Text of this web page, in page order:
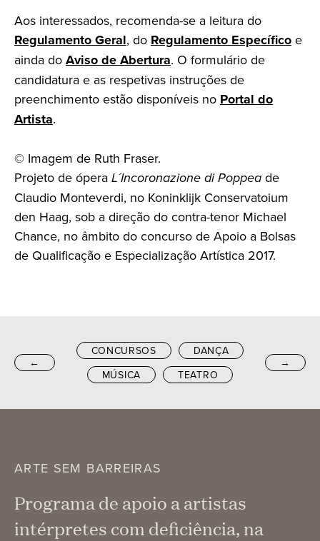
Aos interessados, recomenda-se a leitura do
Regulamento Geral, do Regulamento Específico e
ainda do Aviso de Abertura. O formulário de
candidatura e as respetivas instruções de
preenchimento estão disponíveis no Portal do
Artista.
© Imagem de Ruth Fraser.
Projeto de ópera L´Incoronazione di Poppea de
Claudio Monteverdi, no Koninklijk Conservatoium
den Haag, sob a direção do contra-tenor Michael
Chance, no âmbito do concurso de Apoio a Bolsas
de Qualificação e Especialização Artística 2017.
←
CONCURSOS
DANÇA
MÚSICA
TEATRO
→
ARTE SEM BARREIRAS
Programa de apoio a artistas
intérpretes com deficiência, na